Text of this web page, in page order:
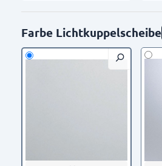
Farbe Lichtkuppelscheibe